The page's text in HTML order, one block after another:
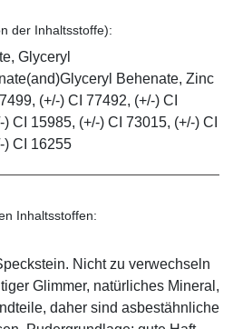
der Inhaltsstoffe):
Glyceryl
Behenate, Zinc
(+/-) CI 77492, (+/-) CI
CI 15985, (+/-) CI 73015, (+/-) CI
) CI 16255
Inhaltsstoffen:
Nicht zu verwechseln
Glimmer, natürliches Mineral,
daher sind asbestähnliche